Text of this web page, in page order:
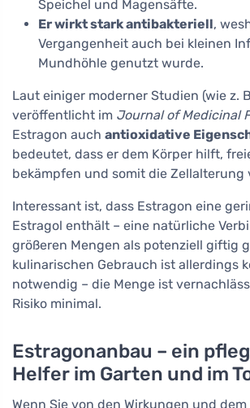
Speichel und Magensäfte.
Er wirkt stark antibakteriell,
Vergangenheit auch bei kleinen
Mundhöhle genutzt wurde.
Laut einiger moderner Studien (wie z.
veröffentlicht im Journal of Medicinal
Estragon auch antioxidative
bedeutet, dass er dem Körper hilft,
bekämpfen und somit die Zellalterung
Interessant ist, dass Estragon eine
Estragol enthält – eine natürliche
größeren Mengen als potenziell giftig
kulinarischen Gebrauch ist allerdings
notwendig – die Menge ist
Risiko minimal.
Estragonanbau – ein
Helfer im Garten und im
Wenn Sie von den Wirkungen und